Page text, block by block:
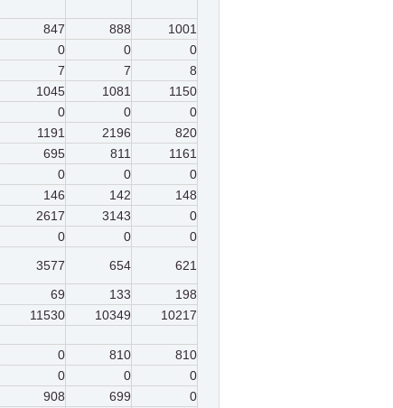
847 888
1001
0 0
0
7 7
8
1045 1081
1150
0 0
0
1191 2196
820
695 811
1161
0 0
0
146 142
148
2617 3143
0
0 0
0
3577 654
621
69 133
198
11530 10349
10217
0 810
810
0 0
0
908 699
0